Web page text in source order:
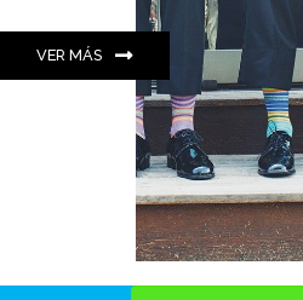
VER MÁS